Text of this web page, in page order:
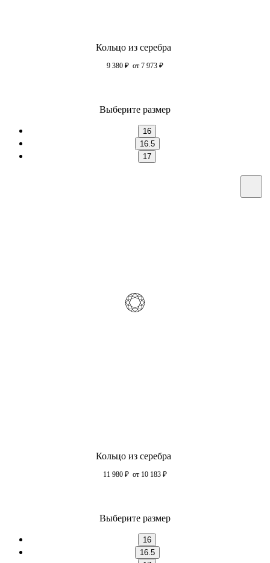
Кольцо из серебра
9 380 ₽ от 7 973 ₽
Выберите размер
16
16.5
17
Кольцо из серебра
11 980 ₽ от 10 183 ₽
Выберите размер
16
16.5